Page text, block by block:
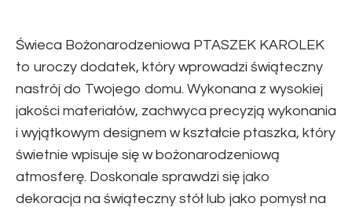
Świeca Bożonarodzeniowa PTASZEK KAROLEK
to uroczy dodatek, który wprowadzi świąteczny
nastrój do Twojego domu. Wykonana z wysokiej
jakości materiałów, zachwyca precyzją wykonania
i wyjątkowym designem w kształcie ptaszka, który
świetnie wpisuje się w bożonarodzeniową
atmosferę. Doskonale sprawdzi się jako
dekoracja na świąteczny stół lub jako pomysł na